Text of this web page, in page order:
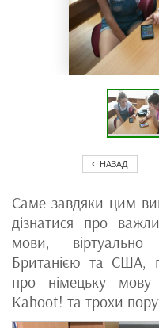
НАЗАД
Саме завдяки цим
дізнатися про
мови,
Британією та США,
про німецьку
Kahoot! та трохи